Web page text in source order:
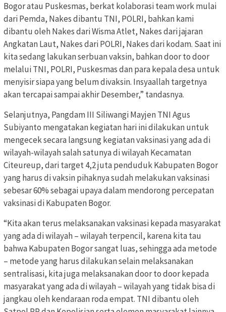
Bogor atau Puskesmas, berkat kolaborasi team work mulai
dari Pemda, Nakes dibantu TNI, POLRI, bahkan kami
dibantu oleh Nakes dari Wisma Atlet, Nakes dari jajaran
Angkatan Laut, Nakes dari POLRI, Nakes dari kodam. Saat ini
kita sedang lakukan serbuan vaksin, bahkan door to door
melalui TNI, POLRI, Puskesmas dan para kepala desa untuk
menyisir siapa yang belum divaksin. Insyaallah targetnya
akan tercapai sampai akhir Desember,” tandasnya.
Selanjutnya, Pangdam III Siliwangi Mayjen TNI Agus
Subiyanto mengatakan kegiatan hari ini dilakukan untuk
mengecek secara langsung kegiatan vaksinasi yang ada di
wilayah-wilayah salah satunya di wilayah Kecamatan
Citeureup, dari target 4,2 juta penduduk Kabupaten Bogor
yang harus di vaksin pihaknya sudah melakukan vaksinasi
sebesar 60% sebagai upaya dalam mendorong percepatan
vaksinasi di Kabupaten Bogor.
“Kita akan terus melaksanakan vaksinasi kepada masyarakat
yang ada di wilayah – wilayah terpencil, karena kita tau
bahwa Kabupaten Bogor sangat luas, sehingga ada metode
– metode yang harus dilakukan selain melaksanakan
sentralisasi, kita juga melaksanakan door to door kepada
masyarakat yang ada di wilayah – wilayah yang tidak bisa di
jangkau oleh kendaraan roda empat. TNI dibantu oleh